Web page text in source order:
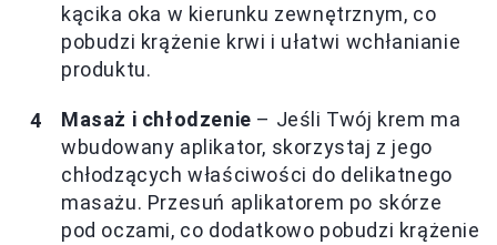
kącika oka w kierunku zewnętrznym, co
pobudzi krążenie krwi i ułatwi wchłanianie
produktu.
Masaż i chłodzenie – Jeśli Twój krem ma
wbudowany aplikator, skorzystaj z jego
chłodzących właściwości do delikatnego
masażu. Przesuń aplikatorem po skórze
pod oczami, co dodatkowo pobudzi krążenie